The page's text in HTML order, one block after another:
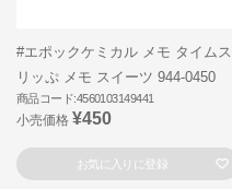
#エポックケミカル メモ タイムス
リッぷ メモ スイーツ 944-0450
商品コード:4560103149441
小売価格 ¥450
お気に入りに登録